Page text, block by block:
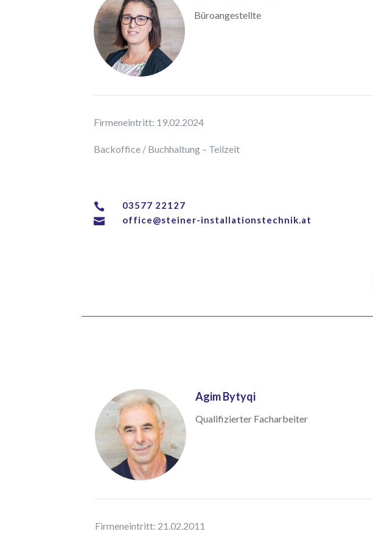
Büroangestellte
Firmeneintritt: 19.02.2024
Backoffice / Buchhaltung – Teilzeit

03577 22127

office@steiner-installationstechnik.at
Agim Bytyqi
Qualifizierter Facharbeiter
Firmeneintritt: 21.02.2011